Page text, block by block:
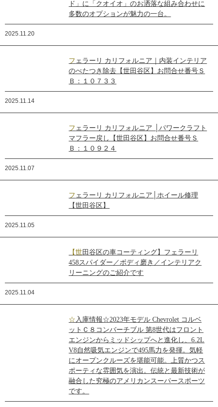
ド」に「クオイオ」のお洒落な組み合わせに
多数のオプションが魅力の一台。
2025.11.20
フェラーリ カリフォルニア｜内装インテリア
のべたつき除去【世田谷区】お問合せ番号Ｓ
Ｂ：１０７３３
2025.11.14
フェラーリ カリフォルニア │パワークラフト
マフラー戻し【世田谷区】お問合せ番号Ｓ
Ｂ：１０９２４
2025.11.07
フェラーリ カリフォルニア│ホイール修理
【世田谷区】
2025.11.05
【世田谷区の車コーティング】フェラーリ
458スパイダー／ボディ磨き／インテリアク
リーニングのご紹介です
2025.11.04
☆入庫情報☆2023年モデル Chevrolet コルベ
ットＣ８コンバーチブル 第8世代はフロント
エンジンからミッドシップへと進化し、6.2L
V8自然吸気エンジンで495馬力を発揮。気軽
にオープンクルーズを堪能可能。上質かつス
ポーティな雰囲気を演出。伝統と最新技術が
融合した究極のアメリカンスーパースポーツ
です。